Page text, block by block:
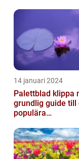
14 januari 2024
Palettblad klippa
grundlig guide till
populära